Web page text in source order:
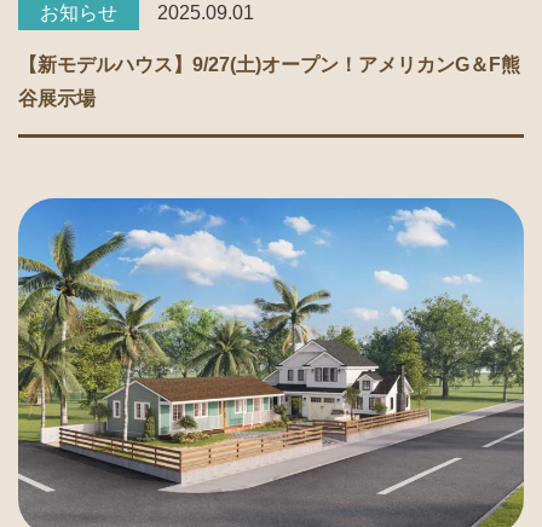
お知らせ 2025.09.01
【新モデルハウス】9/27(土)オープン！アメリカンG＆F熊
谷展示場